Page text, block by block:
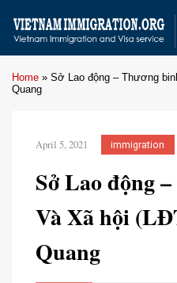
Home » Sở Lao động – Thương
Quang
April 5, 2021 immigration
Sở Lao động
Và Xã hội
Quang